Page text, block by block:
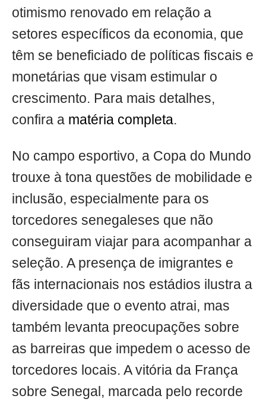
otimismo renovado em relação a
setores específicos da economia, que
têm se beneficiado de políticas fiscais e
monetárias que visam estimular o
crescimento. Para mais detalhes,
confira a matéria completa.
No campo esportivo, a Copa do Mundo
trouxe à tona questões de mobilidade e
inclusão, especialmente para os
torcedores senegaleses que não
conseguiram viajar para acompanhar a
seleção. A presença de imigrantes e
fãs internacionais nos estádios ilustra a
diversidade que o evento atrai, mas
também levanta preocupações sobre
as barreiras que impedem o acesso de
torcedores locais. A vitória da França
sobre Senegal, marcada pelo recorde